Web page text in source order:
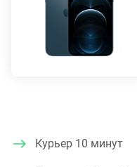
Курьер 10 минут